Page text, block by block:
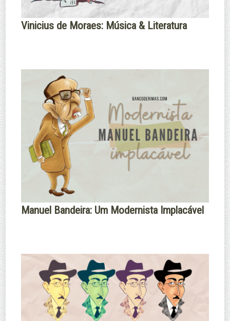
Vinicius de Moraes: Música & Literatura
Manuel Bandeira: Um Modernista Implacável